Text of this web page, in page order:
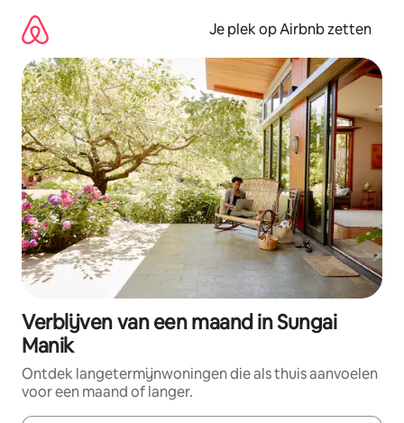
direct
naar
inhoud
Je plek op Airbnb zetten
Verblijven van een maand in Sungai
Manik
Ontdek langetermijnwoningen die als thuis aanvoelen
voor een maand of langer.